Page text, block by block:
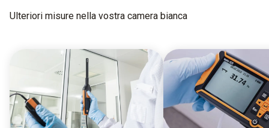
Ulteriori misure nella vostra camera bianca